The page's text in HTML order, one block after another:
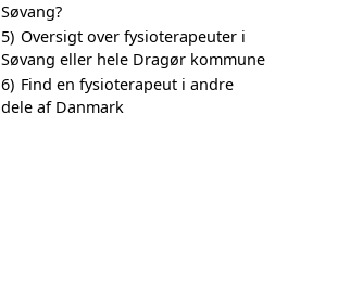
Søvang?
5) Oversigt over fysioterapeuter i
Søvang eller hele Dragør kommune
6) Find en fysioterapeut i andre
dele af Danmark